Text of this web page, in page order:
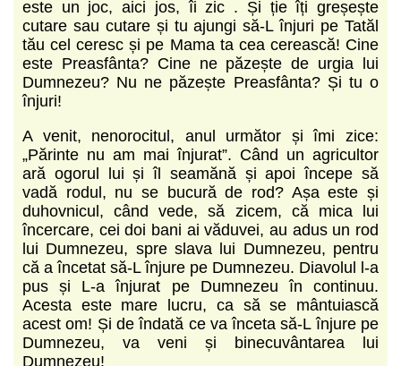
este un joc, aici jos, îi zic . Și ție îți greșește
cutare sau cutare și tu ajungi să-L înjuri pe Tatăl
tău cel ceresc și pe Mama ta cea cerească! Cine
este Preasfânta? Cine ne păzește de urgia lui
Dumnezeu? Nu ne păzește Preasfânta? Și tu o
înjuri!
A venit, nenorocitul, anul următor și îmi zice:
„Părinte nu am mai înjurat”. Când un agricultor
ară ogorul lui și îl seamănă și apoi începe să
vadă rodul, nu se bucură de rod? Așa este și
duhovnicul, când vede, să zicem, că mica lui
încercare, cei doi bani ai văduvei, au adus un rod
lui Dumnezeu, spre slava lui Dumnezeu, pentru
că a încetat să-L înjure pe Dumnezeu. Diavolul l-a
pus și L-a înjurat pe Dumnezeu în continuu.
Acesta este mare lucru, ca să se mântuiască
acest om! Și de îndată ce va înceta să-L înjure pe
Dumnezeu, va veni și binecuvântarea lui
Dumnezeu!